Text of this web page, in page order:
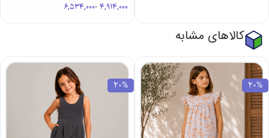
4,914,000
-
6,534,000
کالاهای مشابه
20%
20%